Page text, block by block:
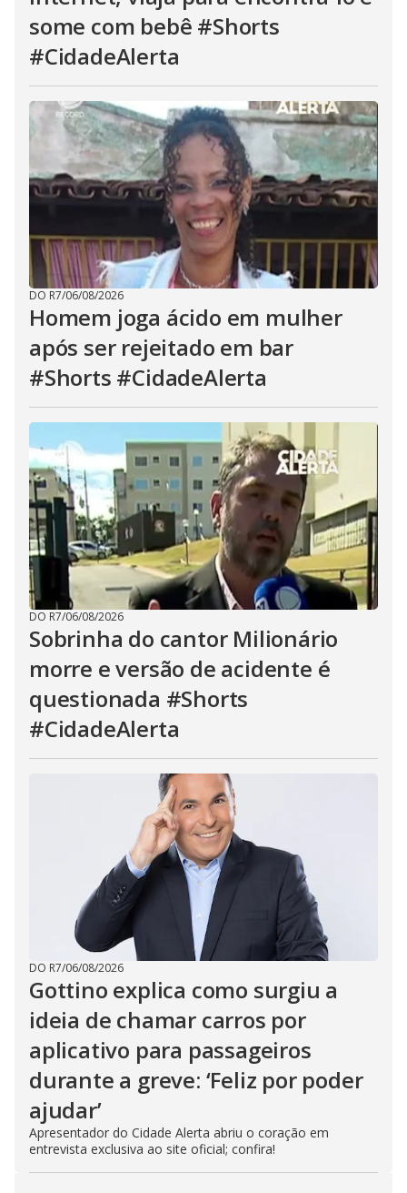
some com bebê #Shorts
#CidadeAlerta
DO R7/06/08/2026
Homem joga ácido em mulher
após ser rejeitado em bar
#Shorts #CidadeAlerta
DO R7/06/08/2026
Sobrinha do cantor Milionário
morre e versão de acidente é
questionada #Shorts
#CidadeAlerta
DO R7/06/08/2026
Gottino explica como surgiu a
ideia de chamar carros por
aplicativo para passageiros
durante a greve: ‘Feliz por poder
ajudar’
Apresentador do Cidade Alerta abriu o coração em
entrevista exclusiva ao site oficial; confira!